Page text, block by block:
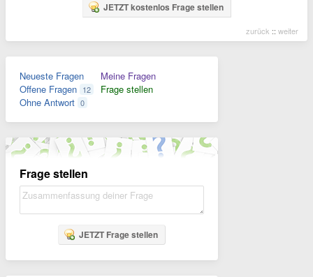
JETZT kostenlos Frage stellen
zurück :: weiter
Neueste Fragen
Offene Fragen 12
Ohne Antwort 0
Meine Fragen
Frage stellen
Frage stellen
JETZT Frage stellen